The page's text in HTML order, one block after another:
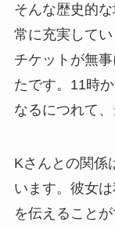
そんな歴史的
常に充実して
チケットが無
たです。11時
なるにつれて
Kさんとの関係
います。彼女
を伝えること